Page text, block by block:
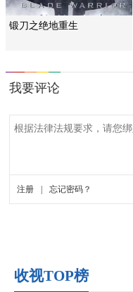
锻刀之绝地重生
收视TOP榜